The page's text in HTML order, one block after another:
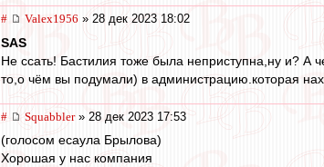
# Valex1956 » 28 дек 2023 18:02
SAS
Не ссать! Бастилия тоже была неприступна,ну и? А
то,о чём вы подумали) в администрацию.которая
# Squabbler» 28 дек 2023 17:53
(голосом есаула Брылова)
Хорошая у нас компания